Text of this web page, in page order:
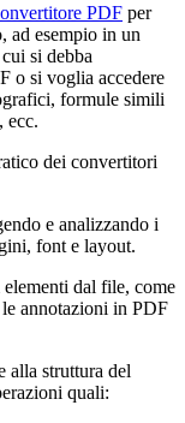
PDF per
ad esempio in un
si debba
o si voglia accedere
formule simili
ecc.
dei convertitori
e analizzando i
font e layout.
dal file, come
annotazioni in PDF
alla struttura del
quali: